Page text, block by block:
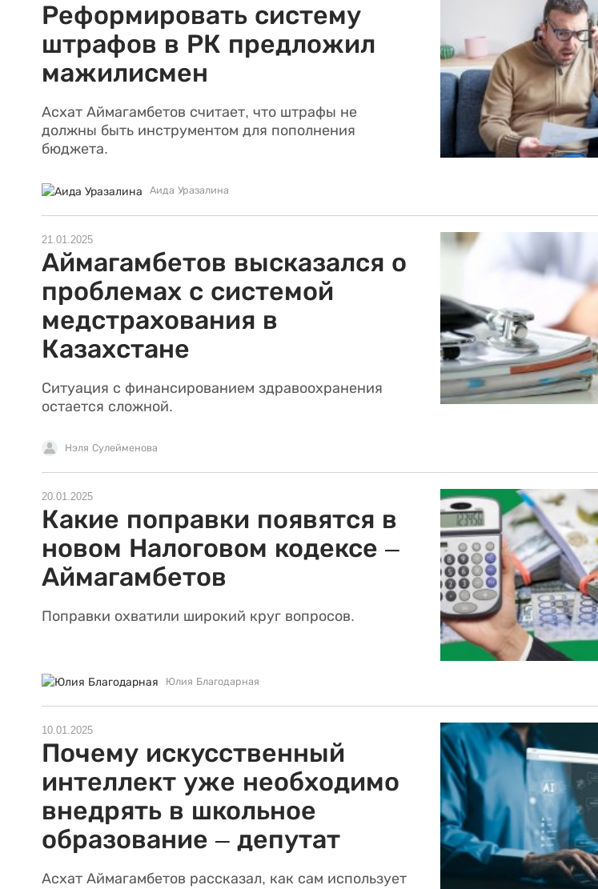
Реформировать систему
штрафов в РК предложил
мажилисмен
Асхат Аймагамбетов считает, что штрафы не
должны быть инструментом для пополнения
бюджета.
Аида Уразалина
21.01.2025
Аймагамбетов высказался о
проблемах с системой
медстрахования в
Казахстане
Ситуация с финансированием здравоохранения
остается сложной.
Нэля Сулейменова
20.01.2025
Какие поправки появятся в
новом Налоговом кодексе –
Аймагамбетов
Поправки охватили широкий круг вопросов.
Юлия Благодарная
10.01.2025
Почему искусственный
интеллект уже необходимо
внедрять в школьное
образование – депутат
Асхат Аймагамбетов рассказал, как сам использует